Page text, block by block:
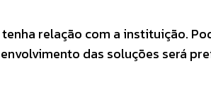
relação com a instituição.
das soluções será